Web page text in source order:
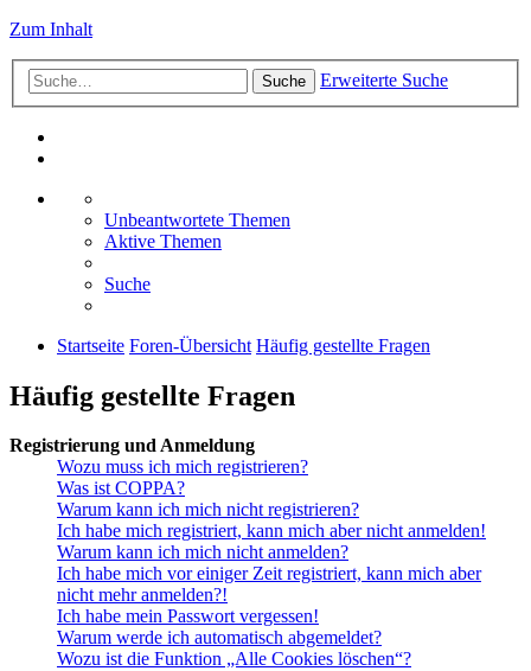
Zum Inhalt
Suche Erweiterte Suche
Unbeantwortete Themen
Aktive Themen
Suche
Startseite Foren-Übersicht Häufig gestellte Fragen
Häufig gestellte Fragen
Registrierung und Anmeldung
Wozu muss ich mich registrieren?
Was ist COPPA?
Warum kann ich mich nicht registrieren?
Ich habe mich registriert, kann mich aber nicht anmelden!
Warum kann ich mich nicht anmelden?
Ich habe mich vor einiger Zeit registriert, kann mich aber
nicht mehr anmelden?!
Ich habe mein Passwort vergessen!
Warum werde ich automatisch abgemeldet?
Wozu ist die Funktion „Alle Cookies löschen“?